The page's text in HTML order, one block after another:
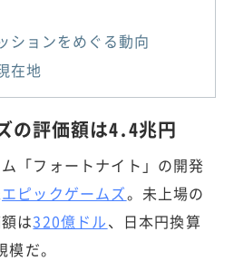
ションをめぐる動向
在地
の評価額は4.4兆円
「フォートナイト」の開発
エピックゲームズ。未上場の
は320億ドル、日本円換算
だ。